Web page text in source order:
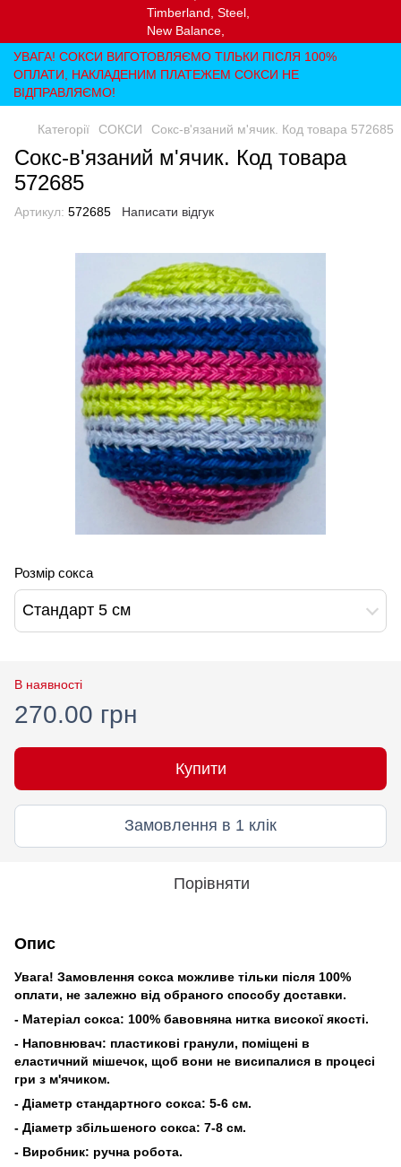
УВАГА! СОКСИ ВИГОТОВЛЯЄМО ТІЛЬКИ ПІСЛЯ 100%
ОПЛАТИ, НАКЛАДЕНИМ ПЛАТЕЖЕМ СОКСИ НЕ
ВІДПРАВЛЯЄМО!
Категорії СОКСИ Сокс-в'язаний м'ячик. Код товара 572685
Сокс-в'язаний м'ячик. Код товара
572685
Артикул: 572685 Написати відгук
Розмір сокса
Стандарт 5 см
В наявності
270.00 грн
Купити
Замовлення в 1 клік
Порівняти
Опис
Увага! Замовлення сокса можливе тільки після 100%
оплати, не залежно від обраного способу доставки.
- Матеріал сокса: 100% бавовняна нитка високої якості.
- Наповнювач: пластикові гранули, поміщені в
еластичний мішечок, щоб вони не висипалися в процесі
гри з м'ячиком.
- Діаметр стандартного сокса: 5-6 см.
- Діаметр збільшеного сокса: 7-8 см.
- Виробник: ручна робота.